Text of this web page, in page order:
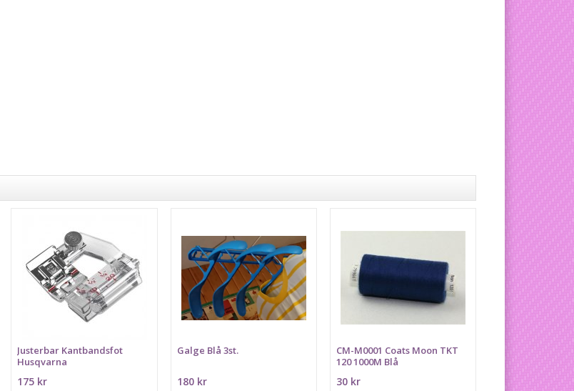
Justerbar Kantbandsfot
Husqvarna
175 kr
Galge Blå 3st.
180 kr
CM-M0001 Coats Moon TKT
120 1000M Blå
30 kr